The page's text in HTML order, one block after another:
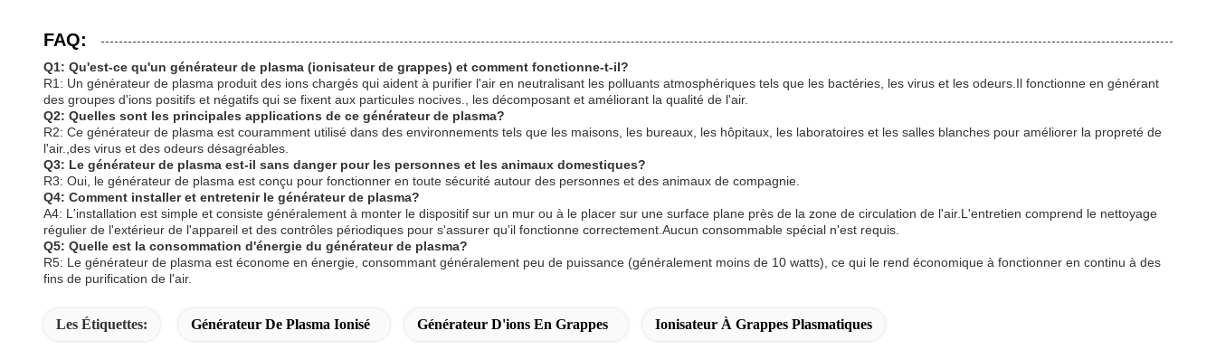
FAQ:
Q1: Qu'est-ce qu'un générateur de plasma (ionisateur de grappes) et comment fonctionne-t-il?
R1: Un générateur de plasma produit des ions chargés qui aident à purifier l'air en neutralisant les polluants atmosphériques tels que les bactéries, les virus et les odeurs.Il fonctionne en générant
des groupes d'ions positifs et négatifs qui se fixent aux particules nocives., les décomposant et améliorant la qualité de l'air.
Q2: Quelles sont les principales applications de ce générateur de plasma?
R2: Ce générateur de plasma est couramment utilisé dans des environnements tels que les maisons, les bureaux, les hôpitaux, les laboratoires et les salles blanches pour améliorer la propreté de
l'air.,des virus et des odeurs désagréables.
Q3: Le générateur de plasma est-il sans danger pour les personnes et les animaux domestiques?
R3: Oui, le générateur de plasma est conçu pour fonctionner en toute sécurité autour des personnes et des animaux de compagnie.
Q4: Comment installer et entretenir le générateur de plasma?
A4: L'installation est simple et consiste généralement à monter le dispositif sur un mur ou à le placer sur une surface plane près de la zone de circulation de l'air.L'entretien comprend le nettoyage
régulier de l'extérieur de l'appareil et des contrôles périodiques pour s'assurer qu'il fonctionne correctement.Aucun consommable spécial n'est requis.
Q5: Quelle est la consommation d'énergie du générateur de plasma?
R5: Le générateur de plasma est économe en énergie, consommant généralement peu de puissance (généralement moins de 10 watts), ce qui le rend économique à fonctionner en continu à des
fins de purification de l'air.
Les Étiquettes: Générateur De Plasma Ionisé Générateur D'ions En Grappes Ionisateur À Grappes Plasmatiques